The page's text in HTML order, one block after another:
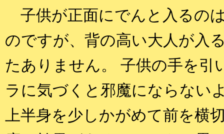
子供が正面にでんと入るの
のですが、背の高い大人が入
たありません。 子供の手を引
ラに気づくと邪魔にならない
上半身を少しかがめて前を横